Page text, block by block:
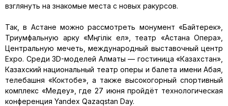
взглянуть на знакомые места с новых ракурсов.
Так, в Астане можно рассмотреть монумент «Байтерек»,
Триумфальную арку «Мәңгілік ел», театр «Астана Опера»,
Центральную мечеть, международный выставочный центр
Expo. Среди 3D-моделей Алматы — гостиница «Казахстан»,
Казахский национальный театр оперы и балета имени Абая,
телебашня «Коктобе», а также высокогорный спортивный
комплекс «Медеу», где 27 июня пройдёт технологическая
конференция Yandex Qazaqstan Day.